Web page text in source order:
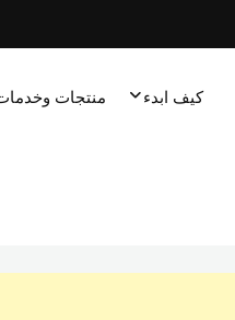
كيف ابدء منتجات